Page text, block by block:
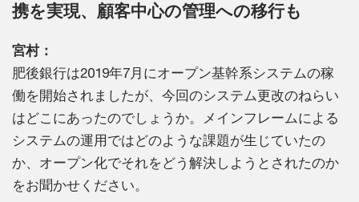
携を実現、顧客中心の管理への移行も
宮村：
肥後銀行は2019年7月にオープン基幹系システムの稼
働を開始されましたが、今回のシステム更改のねらい
はどこにあったのでしょうか。メインフレームによる
システムの運用ではどのような課題が生じていたの
か、オープン化でそれをどう解決しようとされたのか
をお聞かせください。